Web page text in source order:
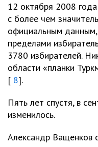
12 октября 2008
с более чем
официальным
пределами
3780 избирателей.
области «планки
[ 8].
Пять лет спустя, в
изменилось.
Александр Ващенков